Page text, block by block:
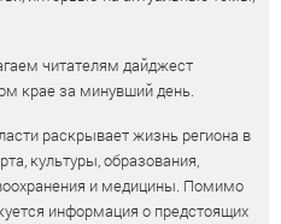
читателям дайджест
крае за минувший день.
раскрывает жизнь региона в
культуры, образования,
и медицины. Помимо
информация о предстоящих